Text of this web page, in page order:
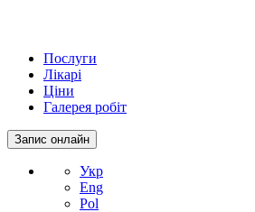
Послуги
Лікарі
Ціни
Галерея робіт
Запис онлайн
Укр
Eng
Pol